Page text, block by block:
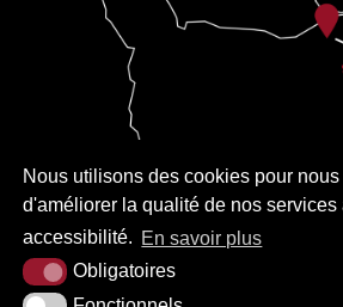
Nous utilisons des cookies pour nous
d'améliorer la qualité de nos services
accessibilité. En savoir plus
Obligatoires
PLAN DU SITE MENTIONS LÉGALES